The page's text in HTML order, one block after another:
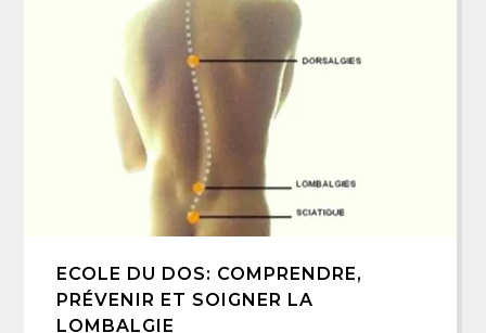
ECOLE DU DOS: COMPRENDRE,
PRÉVENIR ET SOIGNER LA
LOMBALGIE